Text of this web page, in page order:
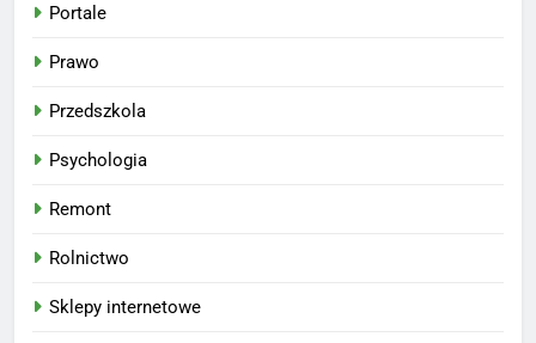
Portale
Prawo
Przedszkola
Psychologia
Remont
Rolnictwo
Sklepy internetowe